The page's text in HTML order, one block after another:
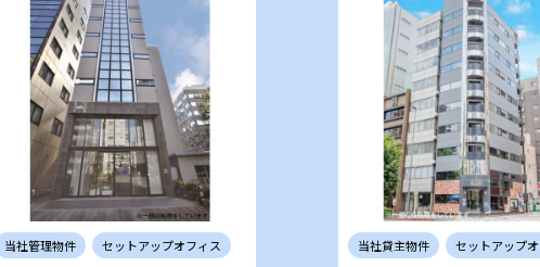
当社管理物件 セットアップオフィス 当社貸主物件 セットアップ